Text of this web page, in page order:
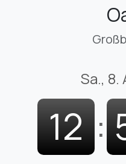
Sa., 8.
12 :